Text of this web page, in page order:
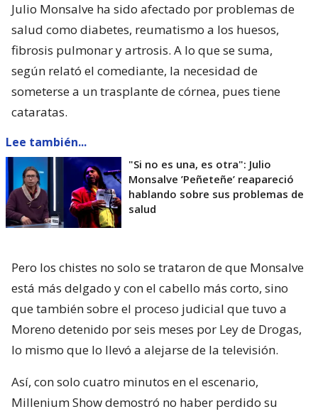
Julio Monsalve ha sido afectado por problemas de
salud como diabetes, reumatismo a los huesos,
fibrosis pulmonar y artrosis. A lo que se suma,
según relató el comediante, la necesidad de
someterse a un trasplante de córnea, pues tiene
cataratas.
Lee también...
"Si no es una, es otra": Julio
Monsalve ’Peñeteñe’ reapareció
hablando sobre sus problemas de
salud
Pero los chistes no solo se trataron de que Monsalve
está más delgado y con el cabello más corto, sino
que también sobre el proceso judicial que tuvo a
Moreno detenido por seis meses por Ley de Drogas,
lo mismo que lo llevó a alejarse de la televisión.
Así, con solo cuatro minutos en el escenario,
Millenium Show demostró no haber perdido su